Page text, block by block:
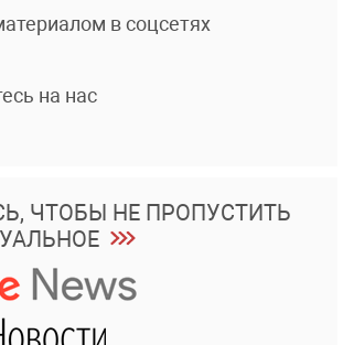
в соцсетях
на нас
ЧТОБЫ НЕ ПРОПУСТИТЬ